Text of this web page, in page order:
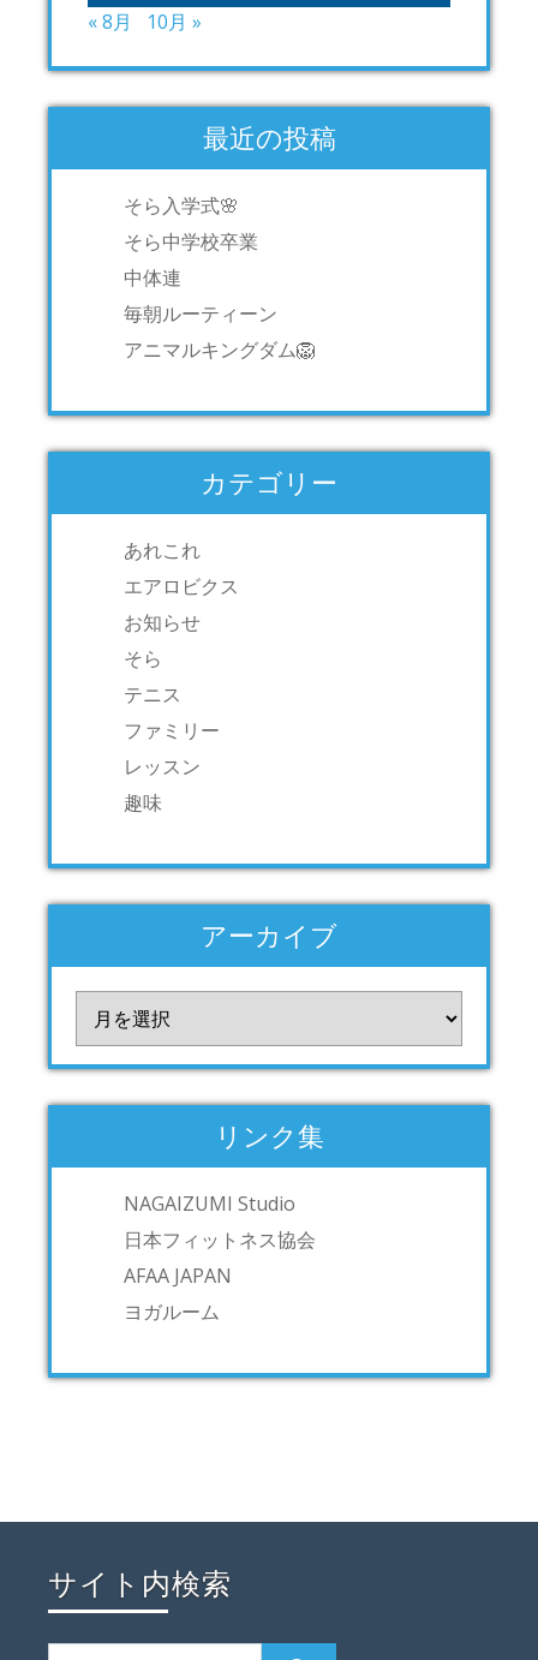
« 8月 10月 »
最近の投稿
そら入学式🌸
そら中学校卒業
中体連
毎朝ルーティーン
アニマルキングダム🦁
カテゴリー
あれこれ
エアロビクス
お知らせ
そら
テニス
ファミリー
レッスン
趣味
アーカイブ
カ
リンク集
NAGAIZUMI Studio
日本フィットネス協会
AFAA JAPAN
ヨガルーム
サイト内検索